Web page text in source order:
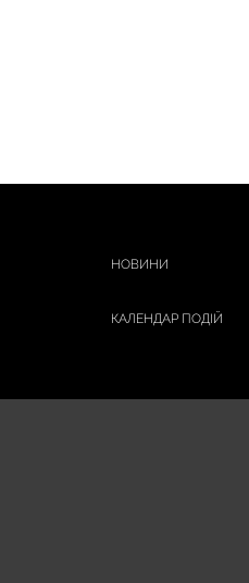
НОВИНИ
КАЛЕНДАР ПОДІЙ